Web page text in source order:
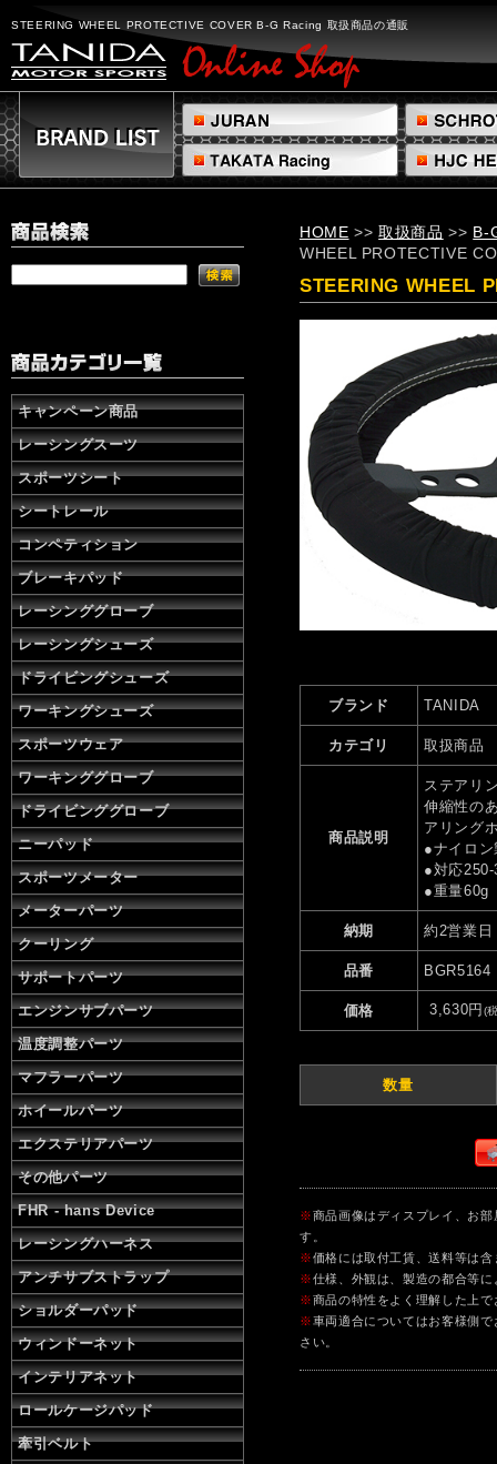
STEERING WHEEL PROTECTIVE COVER B-G Racing 取扱商品の通販
STEERING
WHEEL
PROTECTIVE
COVERB-
G
Racing
取
扱
商
の
通
販
株
社
タ
ニ
ダ
キャンペーン商品
レーシングスーツ
スポーツシート
シートレール
コンペティション
ブレーキパッド
レーシンググローブ
レーシングシューズ
ドライビングシューズ
ワーキングシューズ
スポーツウェア
ワーキンググローブ
ドライビンググローブ
ニーパッド
スポーツメーター
メーターパーツ
クーリング
サポートパーツ
エンジンサブパーツ
温度調整パーツ
マフラーパーツ
ホイールパーツ
エクステリアパーツ
その他パーツ
FHR - hans Device
レーシングハーネス
アンチサブストラップ
ショルダーパッド
ウィンドーネット
インテリアネット
ロールケージパッド
牽引ベルト
HOME >>取扱商品 >> B-
WHEEL PROTECTIVE
STEERING WHEEL
ブランド TANIDA
カテゴリ 取扱商品
商品説明
ステアリ
伸縮性の
アリング
●ナイロン
●対応
●重量60g
納期 約2営業日
品番 BGR5164
価格 3,630円 (
数量
※商品画像はディスプレイ、お
す。
※価格には取付工賃、送料等は
※仕様、外観は、製造の都合等
※商品の特性をよく理解した上
※車両適合についてはお客様側
さい。